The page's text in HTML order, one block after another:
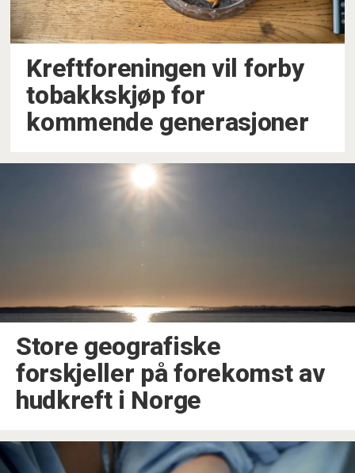
Kreftforeningen vil forby
tobakkskjøp for
kommende generasjoner
Store geografiske
forskjeller på forekomst av
hudkreft i Norge